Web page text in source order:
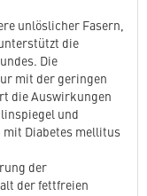
unlöslicher Fasern,
die
Die
mit der geringen
die Auswirkungen
und
Diabetes mellitus
der
der fettfreien